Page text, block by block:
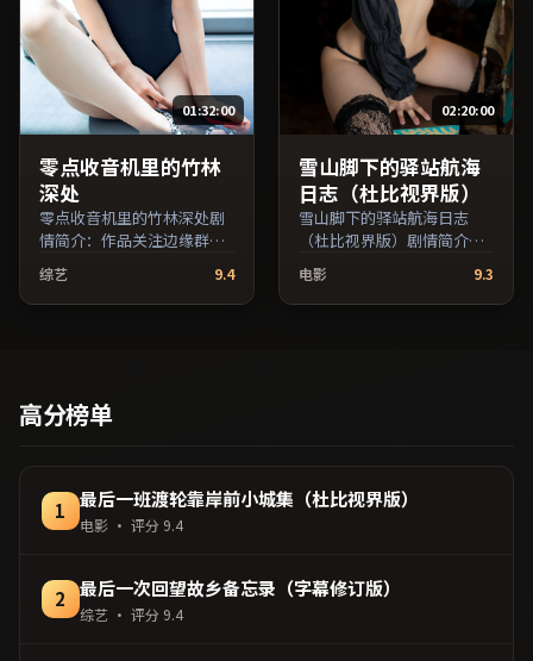
01:32:00
零点收音机里的竹林
深处
零点收音机里的竹林深处剧
情简介：作品关注边缘群体
的日常抉择，影像质感兼顾
院线观感与流媒体清晰度；
由陈凯歌执导，李秉宪、周
院线首映，网络平台同步更
新片源。在网络平台播放时
全免费条目索引，支持片名
与演员交叉检索。）
综艺 9.4
02:20:00
雪山脚下的驿站航海
日志（杜比视界版）
雪山脚下的驿站航海日志
（杜比视界版）剧情简介：
开，美术与场景还原了特定
年代质感；由郭帆执导，吴
观看。（国产影视资源大全
免费条目索引，支持片名与
电影 9.3
高分榜单
1 最后一班渡轮靠岸前小城集（杜比视界版）
电影· 评分 9.4
2 最后一次回望故乡备忘录（字幕修订版）
综艺 · 评分 9.4